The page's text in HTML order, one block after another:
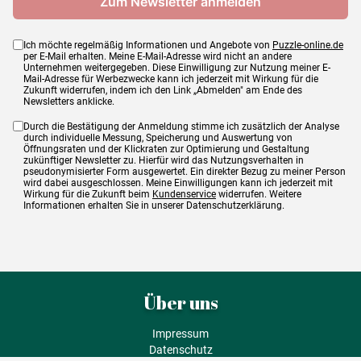
Ich möchte regelmäßig Informationen und Angebote von Puzzle-online.de
per E-Mail erhalten. Meine E-Mail-Adresse wird nicht an andere
Unternehmen weitergegeben. Diese Einwilligung zur Nutzung meiner E-
Mail-Adresse für Werbezwecke kann ich jederzeit mit Wirkung für die
Zukunft widerrufen, indem ich den Link „Abmelden" am Ende des
Newsletters anklicke.
Durch die Bestätigung der Anmeldung stimme ich zusätzlich der Analyse
durch individuelle Messung, Speicherung und Auswertung von
Öffnungsraten und der Klickraten zur Optimierung und Gestaltung
zukünftiger Newsletter zu. Hierfür wird das Nutzungsverhalten in
pseudonymisierter Form ausgewertet. Ein direkter Bezug zu meiner Person
wird dabei ausgeschlossen. Meine Einwilligungen kann ich jederzeit mit
Wirkung für die Zukunft beim Kundenservice widerrufen. Weitere
Informationen erhalten Sie in unserer Datenschutzerklärung.
Über uns
Impressum
Datenschutz